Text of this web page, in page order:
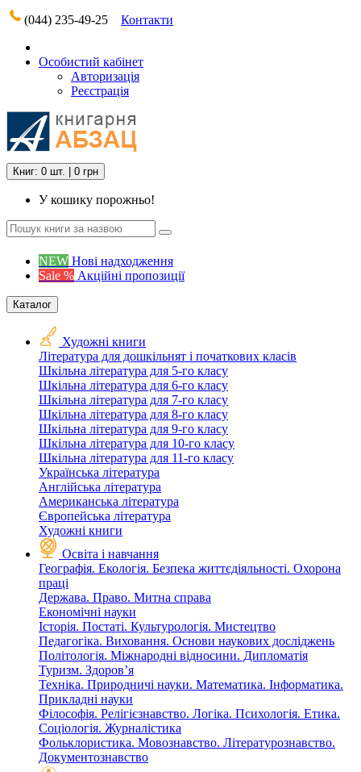
(044) 235-49-25 Контакти
Особистий кабінет
Авторизація
Реєстрація
Книг: 0 шт. | 0 грн
У кошику порожньо!
NEW Нові надходження
Sale % Акційні пропозиції
Каталог
Художні книги
Література для дошкільнят і початкових класів
Шкільна література для 5-го класу
Шкільна література для 6-го класу
Шкільна література для 7-го класу
Шкільна література для 8-го класу
Шкільна література для 9-го класу
Шкільна література для 10-го класу
Шкільна література для 11-го класу
Українська література
Англійська література
Американська література
Європейська література
Художні книги
Освіта і навчання
Географія. Екологія. Безпека життєдіяльності. Охорона
праці
Держава. Право. Митна справа
Економічні науки
Історія. Постаті. Культурологія. Мистецтво
Педагогіка. Виховання. Основи наукових досліджень
Політологія. Міжнародні відносини. Дипломатія
Туризм. Здоров’я
Техніка. Природничі науки. Математика. Інформатика.
Прикладні науки
Філософія. Релігієзнавство. Логіка. Психологія. Етика.
Соціологія. Журналістика
Фольклористика. Мовознавство. Літературознавство.
Документознавство